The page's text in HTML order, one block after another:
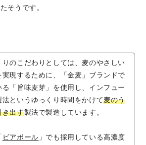
そうです。
りのこだわりとしては、麦のやさしい
実現するために、「金麦」ブランドで
る「旨味麦芽」を使用し、インフュー
法というゆっくり時間をかけて麦のう
き出す製法で製造しています。
ビアボール 」でも採用している高濃度